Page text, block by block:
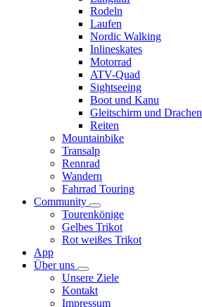
Rodeln
Laufen
Nordic Walking
Inlineskates
Motorrad
ATV-Quad
Sightseeing
Boot und Kanu
Gleitschirm und Drachen
Reiten
Mountainbike
Transalp
Rennrad
Wandern
Fahrrad Touring
Community
Tourenkönige
Gelbes Trikot
Rot weißes Trikot
App
Über uns
Unsere Ziele
Kontakt
Impressum